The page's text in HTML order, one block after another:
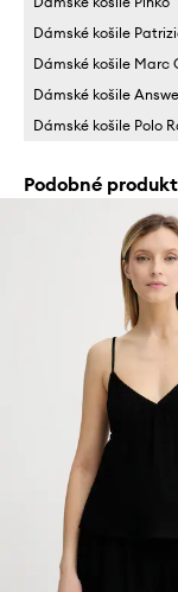
Dámské košile
Dámské košile Marc
Dámské košile
Dámské košile Polo
Podobné